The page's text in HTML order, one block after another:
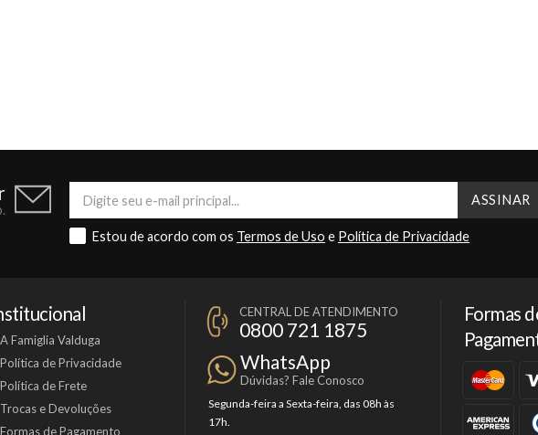
Estou de acordo com os Termos de Uso e Política de Privacidade
A Famiglia Valduga
Política de Privacidade
Política de Frete
Trocas e Devoluções
Formas de Pagamento
CENTRAL DE ATENDIMENTO
0800 721 1875
WhatsApp
Dúvidas? Fale Conosco
Segunda-feira a Sexta-feira, das 08h às
17h.
Formas